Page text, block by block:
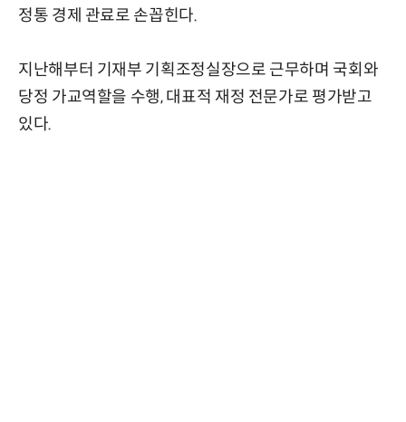
정통 경제 관료로 손꼽힌다.
지난해부터 기재부 기획조정실장으로 근무하며 국회와
당정 가교역할을 수행, 대표적 재정 전문가로 평가받고
있다.